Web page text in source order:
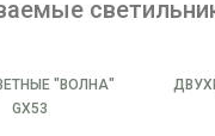
"ВОЛНА"
GX53